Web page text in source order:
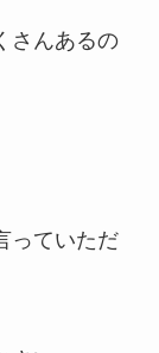
さんあるの
っていただ